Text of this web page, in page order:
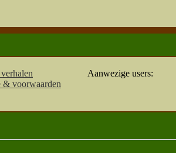
& voorwaarden
Aanwezige users: